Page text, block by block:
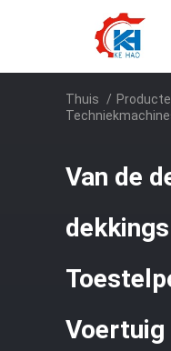
Thuis /
Van de
Voertuig